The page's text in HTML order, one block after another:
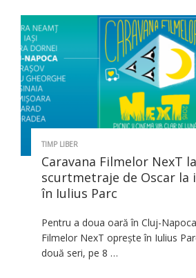
TIMP LIBER
Caravana Filmelor NexT
scurtmetraje de Oscar la
în Iulius Parc
Pentru a doua oară în Cluj-
Filmelor NexT oprește în Iulius
două seri, pe 8 …